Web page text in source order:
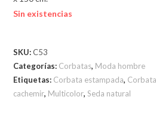
Sin existencias
SKU:C53
Categorías: Corbatas, Moda hombre
Etiquetas: Corbata estampada,
cachemir, Multicolor,Seda natural